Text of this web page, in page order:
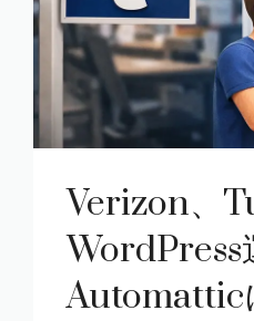
Verizon、
WordPress
Automattic